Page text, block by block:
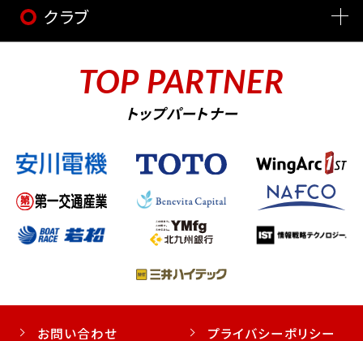
クラブ
TOP PARTNER
トップパートナー
お問い合わせ プライバシーポリシー